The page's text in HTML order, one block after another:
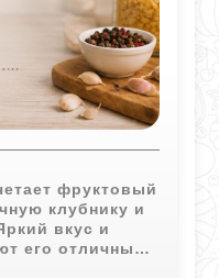
фруктовый
клубнику и
вкус и
его отличным
года.